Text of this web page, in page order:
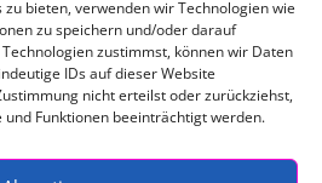
bieten, verwenden wir Technologien wie
zu speichern und/oder darauf
zustimmst, können wir Daten
IDs auf dieser Website
nicht erteilst oder zurückziehst,
Funktionen beeinträchtigt werden.